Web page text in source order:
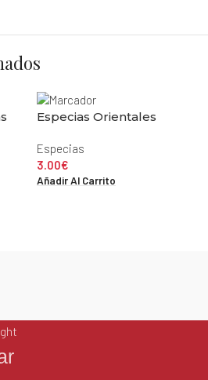
Especias Orientales
Especias
3.00€
Añadir Al Carrito